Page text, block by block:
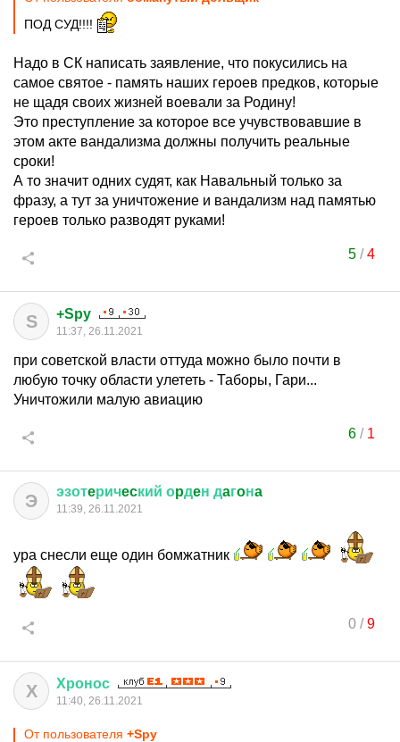
ПОД СУД!!!!
Надо в СК написать заявление, что покусились на
самое святое - память наших героев предков, которые
не щадя своих жизней воевали за Родину!
Это преступление за которое все учувствовавшие в
этом акте вандализма должны получить реальные
сроки!
А то значит одних судят, как Навальный только за
фразу, а тут за уничтожение и вандализм над памятью
героев только разводят руками!
5/4
S +Spy
11:37, 26.11.2021
при советской власти оттуда можно было почти в
любую точку области улететь - Таборы, Гари...
Уничтожили малую авиацию
6/ 1
Э эзотeричecкий оpдeн дaгoнa
11:39, 26.11.2021
ура снесли еще один бомжатник
0/9
Х Хронос
11:40, 26.11.2021
От пользователя +Spy